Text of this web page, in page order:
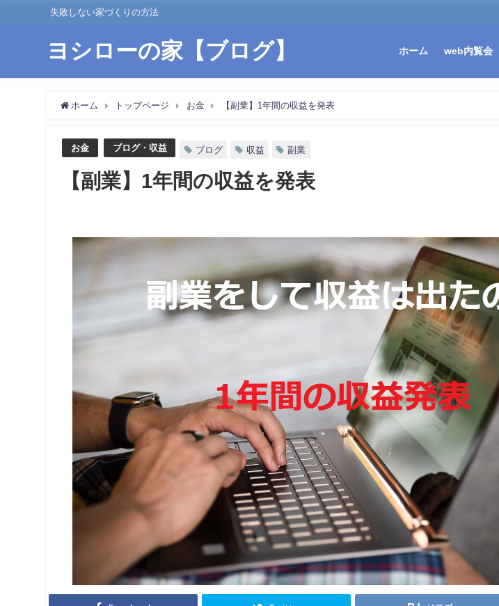
失敗しない家づくりの方法
ヨシローの家【ブログ】 ホーム web内覧会
ホーム トップページ お金 【副業】1年間の収益を発表
お金 ブログ・収益 ブログ 収益 副業
【副業】1年間の収益を発表